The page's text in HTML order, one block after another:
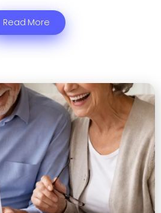
Read More